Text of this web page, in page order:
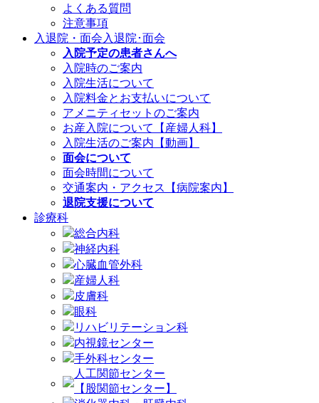
よくある質問
注意事項
入退院・面会 入退院･面会
入院予定の患者さんへ
入院時のご案内
入院生活について
入院料金とお支払いについて
アメニティセットのご案内
お産入院について【産婦人科】
入院生活のご案内【動画】
面会について
面会時間について
交通案内・アクセス【病院案内】
退院支援について
診療科
総合内科
神経内科
心臓血管外科
産婦人科
皮膚科
眼科
リハビリテーション科
内視鏡センター
手外科センター
人工関節センター
【股関節センター】